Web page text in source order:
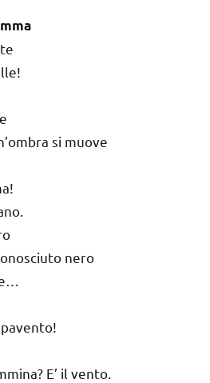
si muove
nero
E’ il vento.